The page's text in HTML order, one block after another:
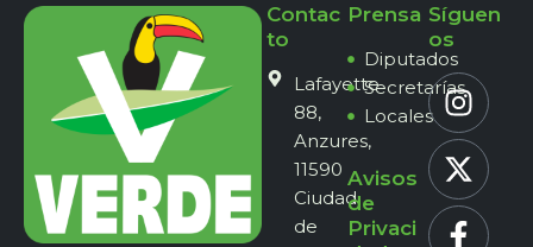
Contac
to
Lafayette
88,
Anzures,
11590
Ciudad
de
Prensa
Diputados
Secretarías
Locales
Avisos
de
Privaci
Síguen
os